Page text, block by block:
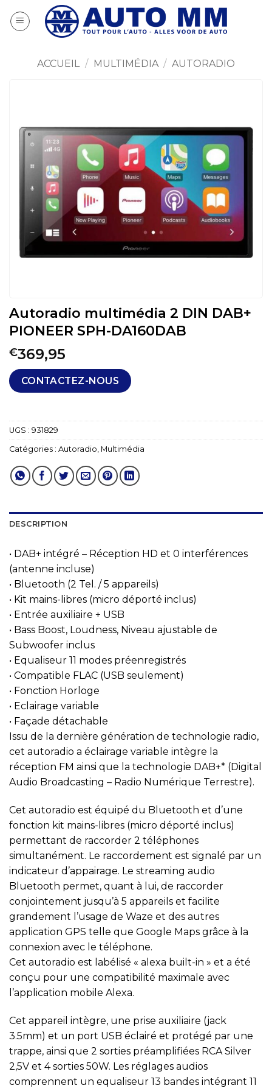
au
ACCUEIL / MULTIMÉDIA / AUTORADIO
Autoradio multimédia 2 DIN DAB+
PIONEER SPH-DA160DAB
€369,95
CONTACTEZ-NOUS
UGS : 931829
Catégories : Autoradio Multimédia
DESCRIPTION
• DAB+ intégré – Réception HD et 0 interférences
(antenne incluse)
• Bluetooth (2 Tel. / 5 appareils)
• Kit mains-libres (micro déporté inclus)
• Entrée auxiliaire + USB
• Bass Boost, Loudness, Niveau ajustable de
Subwoofer inclus
• Equaliseur 11 modes préenregistrés
• Compatible FLAC (USB seulement)
• Fonction Horloge
• Eclairage variable
• Façade détachable
Issu de la dernière génération de technologie radio,
cet autoradio a éclairage variable intègre la
réception FM ainsi que la technologie DAB+* (Digital
Audio Broadcasting – Radio Numérique Terrestre).
Cet autoradio est équipé du Bluetooth et d’une
fonction kit mains-libres (micro déporté inclus)
permettant de raccorder 2 téléphones
simultanément. Le raccordement est signalé par un
indicateur d’appairage. Le streaming audio
Bluetooth permet, quant à lui, de raccorder
conjointement jusqu’à 5 appareils et facilite
grandement l’usage de Waze et des autres
application GPS telle que Google Maps grâce à la
connexion avec le téléphone.
Cet autoradio est labélisé « alexa built-in » et a été
conçu pour une compatibilité maximale avec
l’application mobile Alexa.
Cet appareil intègre, une prise auxiliaire (jack
3.5mm) et un port USB éclairé et protégé par une
trappe, ainsi que 2 sorties préamplifiées RCA Silver
2,5V et 4 sorties 50W. Les réglages audios
comprennent un equaliseur 13 bandes intégrant 11